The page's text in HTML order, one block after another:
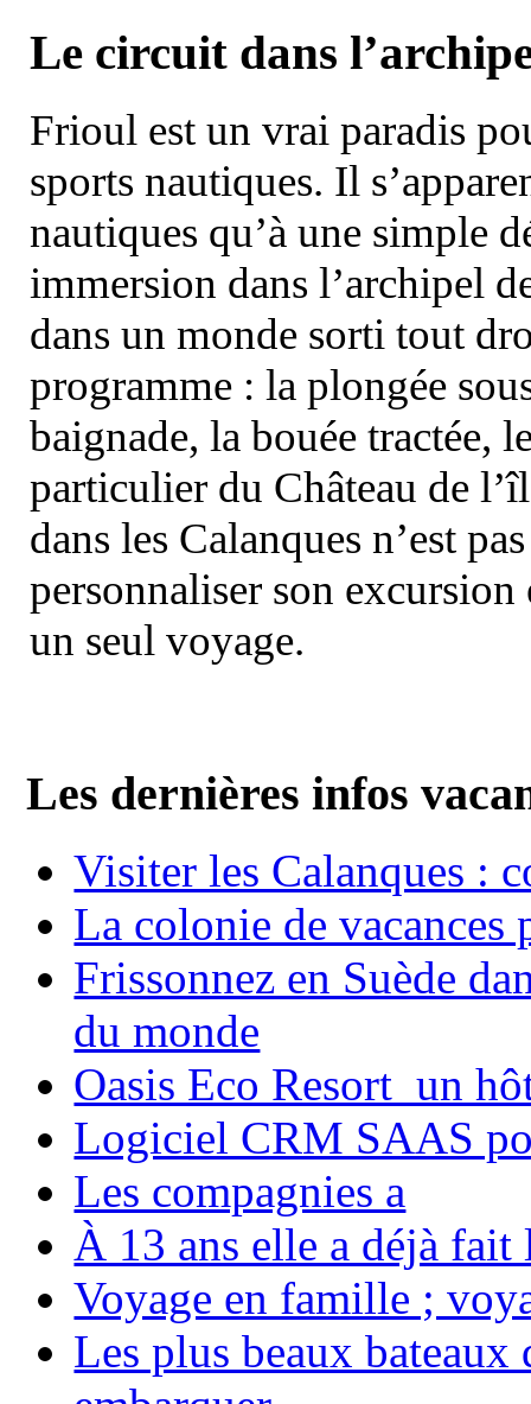
Le circuit dans
Frioul est un vrai paradis
sports nautiques. Il
nautiques qu’à une simple
immersion dans l’archipel
dans un monde sorti tout
programme : la plongée
baignade, la bouée tractée,
particulier du Château de
dans les Calanques n’est
personnaliser son
un seul voyage.
Les dernières infos
Visiter les Calanques :
La colonie de vacances
Frissonnez en Suède
du monde
Oasis Eco Resort un
Logiciel CRM SAAS
Les compagnies a
À 13 ans elle a déjà
Voyage en famille ;
Les plus beaux bateaux